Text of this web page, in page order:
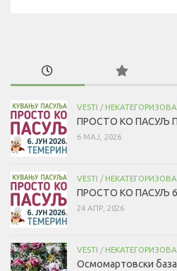
VESTI /
ПРОСТО КО ПАСУЉ
6 МАЈ, 2026
VESTI /
ПРОСТО КО ПАСУЉ 6.
24 АПР, 2026
VESTI /
Осмомартовски